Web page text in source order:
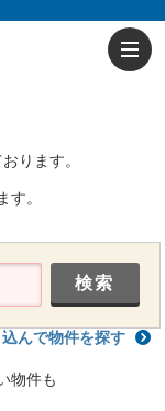
ります。
す。
んで物件を探す
物件も